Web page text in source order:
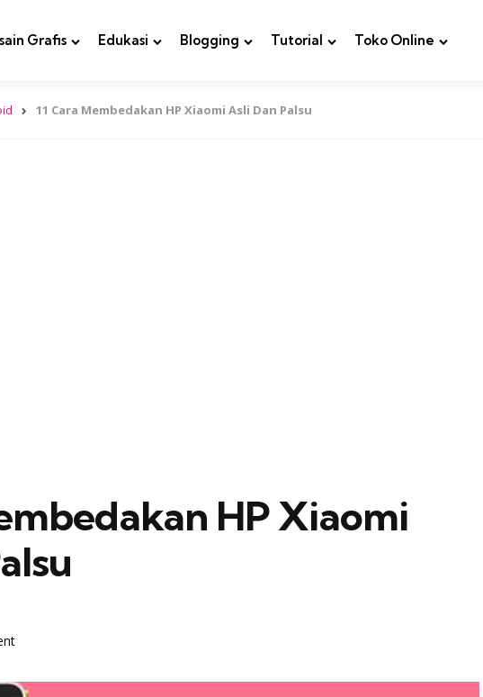
Grafis Edukasi Blogging Tutorial Toko Online
11 Cara Membedakan HP Xiaomi Asli Dan Palsu
HP Xiaomi